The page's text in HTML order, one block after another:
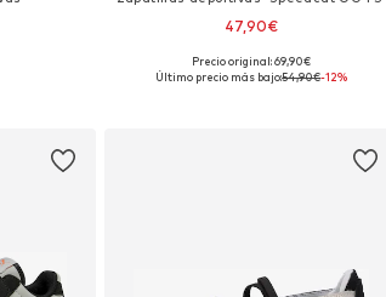
47,90€
Tallas disponibles: 29, 30, 31, 32, 33
Precio original: 69,90€
Último precio más bajo:54,90€-12%